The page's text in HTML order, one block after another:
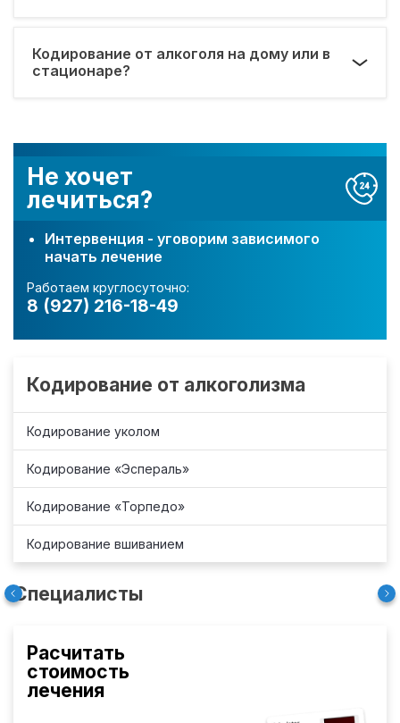
Не хочет
лечиться?
Интервенция - уговорим зависимого
начать лечение
Работаем круглосуточно:
8 (927) 216-18-49
Кодирование от алкоголизма
Кодирование уколом
Кодирование «Эспераль»
Кодирование «Торпедо»
Кодирование вшиванием
Специалисты
Расчитать
стоимость
лечения
Кодирование от алкоголя на дому или в
стационаре?